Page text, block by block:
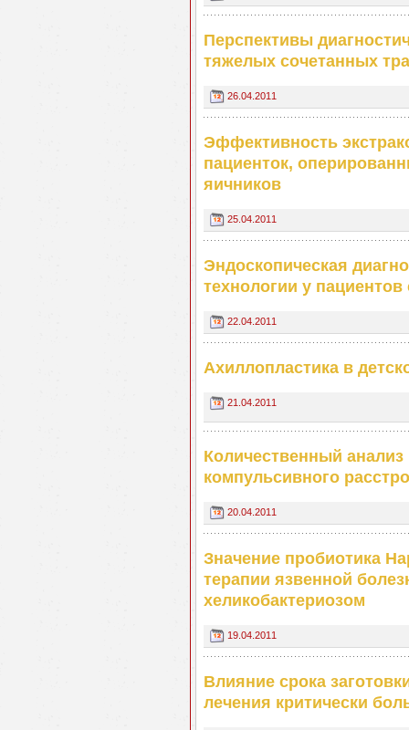
Перспективы
тяжелых сочетанных
26.04.2011
Эффективность
пациенток,
яичников
25.04.2011
Эндоскопическая
технологии у
22.04.2011
Ахиллопластика в
21.04.2011
Количественный
компульсивного
20.04.2011
Значение пробиотика
терапии язвенной
хеликобактериозом
19.04.2011
Влияние срока
лечения критически